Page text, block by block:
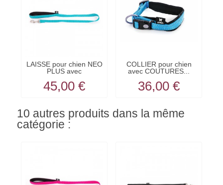
LAISSE pour chien NEO
PLUS avec
45,00 €
COLLIER pour chien
avec COUTURES...
36,00 €
10 autres produits dans la même
catégorie :